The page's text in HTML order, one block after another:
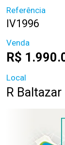
Referência
IV1996
Venda
R$
Local
R